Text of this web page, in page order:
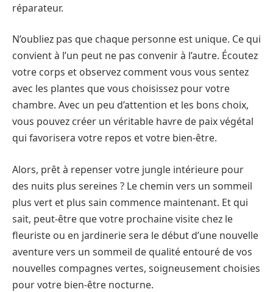
réparateur.
N’oubliez pas que chaque personne est unique. Ce qui
convient à l’un peut ne pas convenir à l’autre. Écoutez
votre corps et observez comment vous vous sentez
avec les plantes que vous choisissez pour votre
chambre. Avec un peu d’attention et les bons choix,
vous pouvez créer un véritable havre de paix végétal
qui favorisera votre repos et votre bien-être.
Alors, prêt à repenser votre jungle intérieure pour
des nuits plus sereines ? Le chemin vers un sommeil
plus vert et plus sain commence maintenant. Et qui
sait, peut-être que votre prochaine visite chez le
fleuriste ou en jardinerie sera le début d’une nouvelle
aventure vers un sommeil de qualité entouré de vos
nouvelles compagnes vertes, soigneusement choisies
pour votre bien-être nocturne.